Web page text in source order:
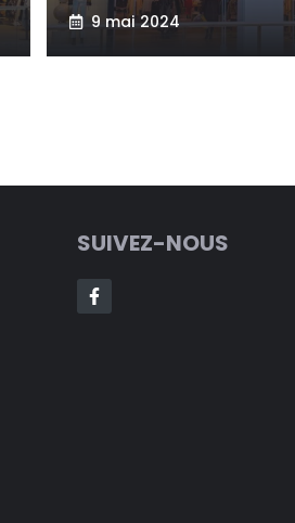
9 mai 2024
SUIVEZ-NOUS